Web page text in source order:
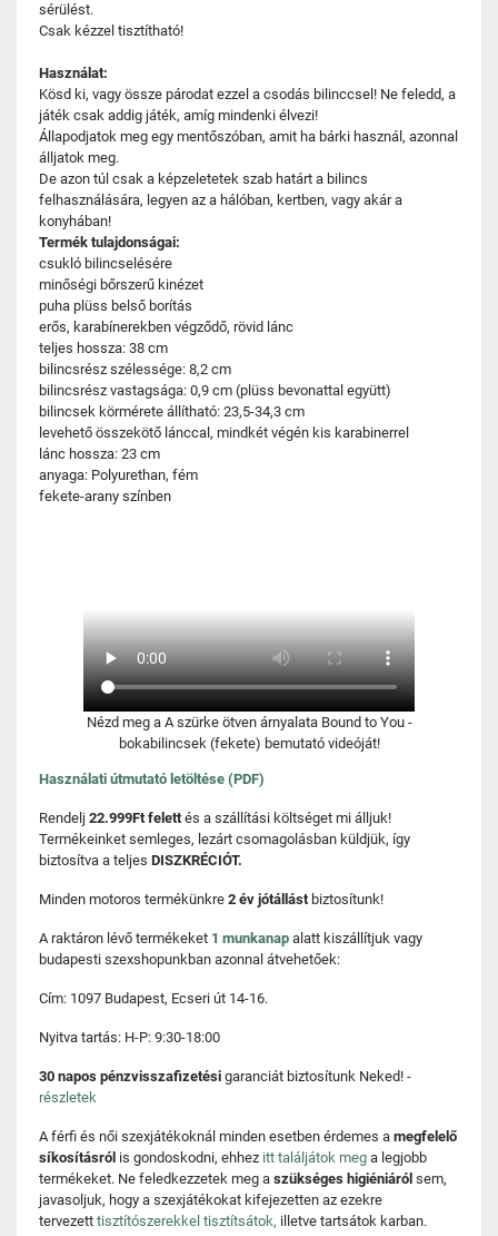
sérülést.
Csak kézzel tisztítható!
Használat:
Kösd ki, vagy össze párodat ezzel a csodás bilinccsel! Ne feledd, a
játék csak addig játék, amíg mindenki élvezi!
Állapodjatok meg egy mentőszóban, amit ha bárki használ, azonnal
álljatok meg.
De azon túl csak a képzeletetek szab határt a bilincs
felhasználására, legyen az a hálóban, kertben, vagy akár a
konyhában!
Termék tulajdonságai:
csukló bilincselésére
minőségi bőrszerű kinézet
puha plüss belső borítás
erős, karabínerekben végződő, rövid lánc
teljes hossza: 38 cm
bilincsrész szélessége: 8,2 cm
bilincsrész vastagsága: 0,9 cm (plüss bevonattal együtt)
bilincsek körmérete állítható: 23,5-34,3 cm
levehető összekötő lánccal, mindkét végén kis karabinerrel
lánc hossza: 23 cm
anyaga: Polyurethan, fém
fekete-arany színben
Nézd meg a A szürke ötven árnyalata Bound to You -
bokabilincsek (fekete) bemutató videóját!
Használati útmutató letöltése (PDF)
Rendelj 22.999Ft felettés a szállítási költséget mi álljuk!
Termékeinket semleges, lezárt csomagolásban küldjük, így
biztosítva a teljes DISZKRÉCIÓT.
Minden motoros termékünkre 2 év jótállást biztosítunk!
A raktáron lévő termékeket 1 munkanap alatt kiszállítjuk vagy
budapesti szexshopunkban azonnal átvehetőek:
Cím: 1097 Budapest, Ecseri út 14-16.
Nyitva tartás: H-P: 9:30-18:00
30 napos pénzvisszafizetési garanciát biztosítunk Neked! -
részletek
A férfi és női szexjátékoknál minden esetben érdemes a megfelelő
síkosításról is gondoskodni, ehhez itt találjátok meg a legjobb
termékeket. Ne feledkezzetek meg a szükséges higiéniáról sem,
javasoljuk, hogy a szexjátékokat kifejezetten az ezekre
tervezett tisztítószerekkel tisztítsátok, illetve tartsátok karban.